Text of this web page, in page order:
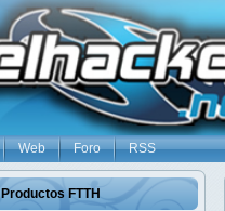
Web Foro RSS
Productos FTTH